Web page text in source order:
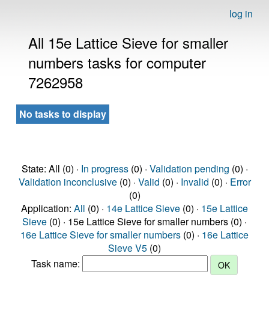
log in
All 15e Lattice Sieve for smaller
numbers tasks for computer
7262958
No tasks to display
State: All (0) · In progress(0) · Validation pending (0) ·
Validation inconclusive(0) · Valid (0) · Invalid (0) · Error
(0)
Application: All (0) · 14e Lattice Sieve (0) · 15e Lattice
Sieve (0) · 15e Lattice Sieve for smaller numbers (0) ·
16e Lattice Sieve for smaller numbers (0) · 16e Lattice
Sieve V5 (0)
Task name: